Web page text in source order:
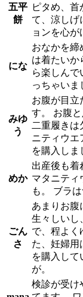
五平
餅
ピタめ、
て、涼しげ
ョンを心が
にな
おなかを締
は着たいか
ら楽しんで
っちゃいま
みゆ
う
お腹が目立
す。 お腹
二重履きは
ニティウエ
を購入しま
めか
出産後も着
マタニティ
も。 ブラ
ごん
さ
あまりお腹
生々しいし
で、程よく
た、妊婦用
を購入して
が。
検診が受け